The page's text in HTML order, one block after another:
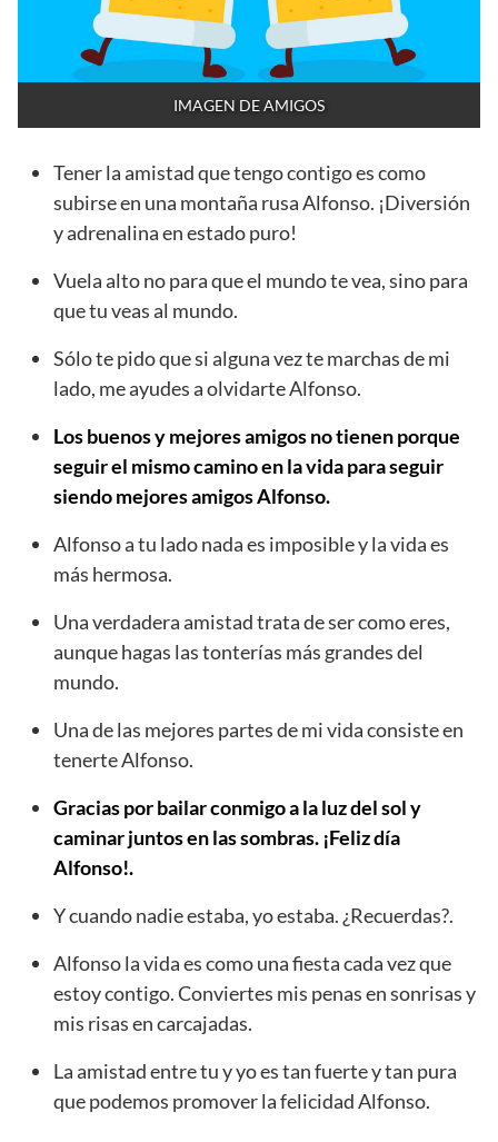
IMAGEN DE AMIGOS
Tener la amistad que tengo contigo es como
subirse en una montaña rusa Alfonso. ¡Diversión
y adrenalina en estado puro!
Vuela alto no para que el mundo te vea, sino para
que tu veas al mundo.
Sólo te pido que si alguna vez te marchas de mi
lado, me ayudes a olvidarte Alfonso.
Los buenos y mejores amigos no tienen porque
seguir el mismo camino en la vida para seguir
siendo mejores amigos Alfonso.
Alfonso a tu lado nada es imposible y la vida es
más hermosa.
Una verdadera amistad trata de ser como eres,
aunque hagas las tonterías más grandes del
mundo.
Una de las mejores partes de mi vida consiste en
tenerte Alfonso.
Gracias por bailar conmigo a la luz del sol y
caminar juntos en las sombras. ¡Feliz día
Alfonso!.
Y cuando nadie estaba, yo estaba. ¿Recuerdas?.
Alfonso la vida es como una fiesta cada vez que
estoy contigo. Conviertes mis penas en sonrisas y
mis risas en carcajadas.
La amistad entre tu y yo es tan fuerte y tan pura
que podemos promover la felicidad Alfonso.